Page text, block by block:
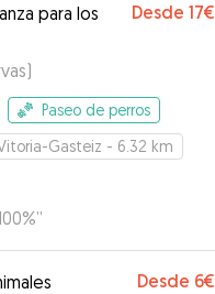
para los
Desde 17€
)
Paseo de perros
Gasteiz - 6.32 km
”
Desde 6€